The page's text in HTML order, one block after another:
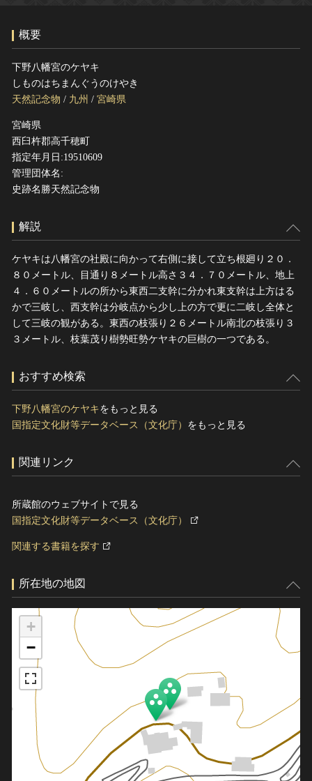
文化遺産データベース
国指定文化財等データベース
概要
下野八幡宮のケヤキ
しものはちまんぐうのけやき
天然記念物 / 九州 / 宮崎県
宮崎県
西臼杵郡高千穂町
指定年月日:19510609
管理団体名:
史跡名勝天然記念物
解説
ケヤキは八幡宮の社殿に向かって右側に接して立ち根廻り２０．
８０メートル、目通り８メートル高さ３４．７０メートル、地上
４．６０メートルの所から東西二支幹に分かれ東支幹は上方はる
かで三岐し、西支幹は分岐点から少し上の方で更に二岐し全体と
して三岐の観がある。東西の枝張り２６メートル南北の枝張り３
３メートル、枝葉茂り樹勢旺勢ケヤキの巨樹の一つである。
おすすめ検索
下野八幡宮のケヤキをもっと見る
国指定文化財等データベース（文化庁） をもっと見る
関連リンク
所蔵館のウェブサイトで見る
国指定文化財等データベース（文化庁）
関連する書籍を探す
所在地の地図
+
−